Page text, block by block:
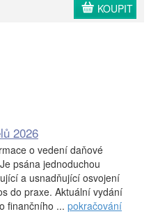
KOUPIT
2026
o vedení daňové
psána jednoduchou
a usnadňující osvojení
do praxe. Aktuální vydání
finančního ... pokračování